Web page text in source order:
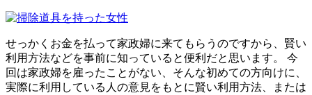
せっかくお金を払って家政婦に来てもらうのですから、賢い
利用方法などを事前に知っていると便利だと思います。 今
回は家政婦を雇ったことがない、そんな初めての方向けに、
実際に利用している人の意見をもとに賢い利用方法、または